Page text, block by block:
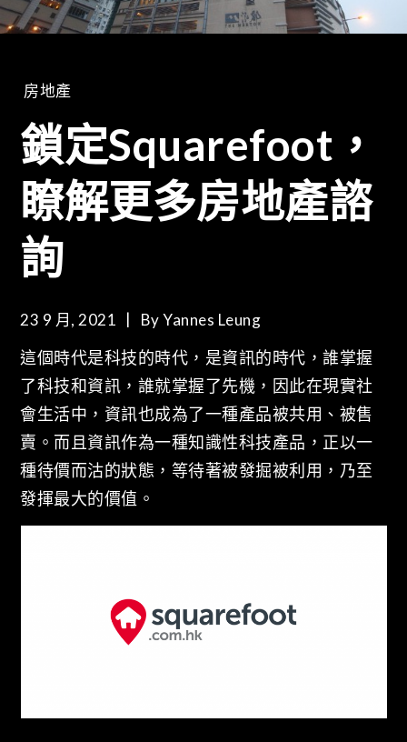
房地產
鎖定Squarefoot，
瞭解更多房地產諮
詢
23 9 月, 2021 ByYannes Leung
這個時代是科技的時代，是資訊的時代，誰掌握
了科技和資訊，誰就掌握了先機，因此在現實社
會生活中，資訊也成為了一種產品被共用、被售
賣。而且資訊作為一種知識性科技產品，正以一
種待價而沽的狀態，等待著被發掘被利用，乃至
發揮最大的價值。